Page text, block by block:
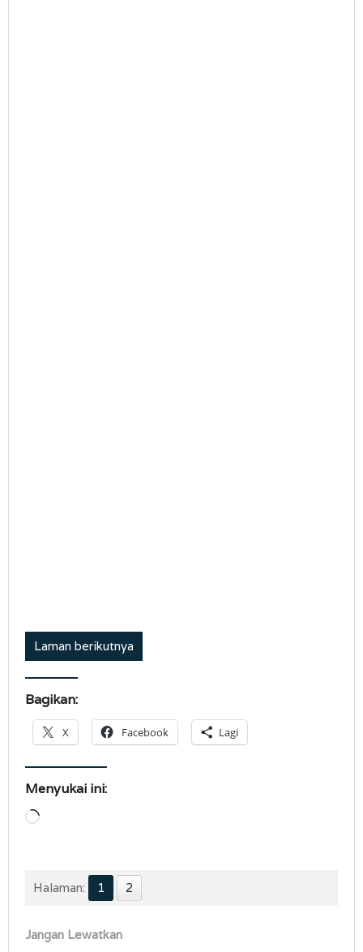
Laman berikutnya
Bagikan:
X Facebook Lagi
Menyukai ini:
Memuat...
Halaman: 1 2
Jangan Lewatkan